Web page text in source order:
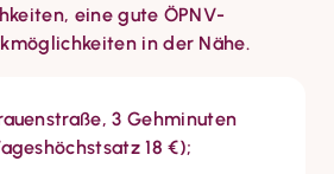
eine gute ÖPNV-
in der Nähe.
3 Gehminuten
18 €);